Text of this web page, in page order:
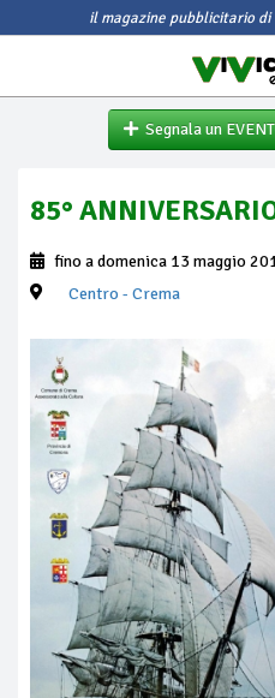
il magazine pubblicitario di
Segnala un
85°
fino a domenica 13 maggio
Centro - Crema